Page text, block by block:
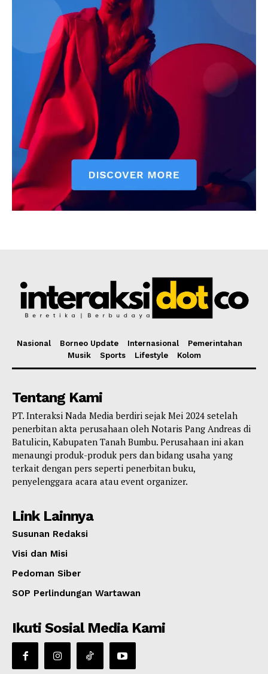
Nasional Borneo Update Internasional
Pemerintahan
Musik
Sports Lifestyle Kolom
Tentang Kami
PT. Interaksi Nada Media berdiri sejak Mei 2024 setelah
penerbitan akta perusahaan oleh Notaris Pang Andreas di
Batulicin, Kabupaten Tanah Bumbu. Perusahaan ini akan
menaungi produk-produk pers dan bidang usaha yang
terkait dengan pers seperti penerbitan buku,
penyelenggara acara atau event organizer.
Link Lainnya
Susunan Redaksi
Visi dan Misi
Pedoman Siber
SOP Perlindungan Wartawan
Ikuti Sosial Media Kami